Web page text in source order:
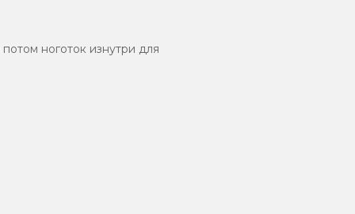
ноготок изнутри для